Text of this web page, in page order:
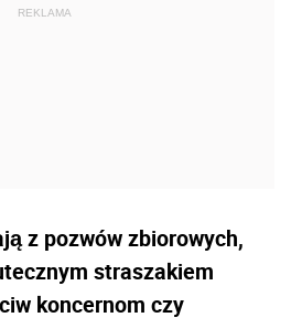
z pozwów zbiorowych,
straszakiem
koncernom czy